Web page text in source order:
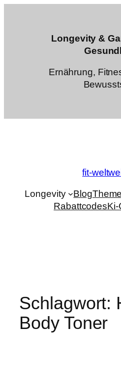
Longevity &
Ernährung,
fit-
Longevity Blog
RabattcodesKi-
Schlagwort:
Body Toner